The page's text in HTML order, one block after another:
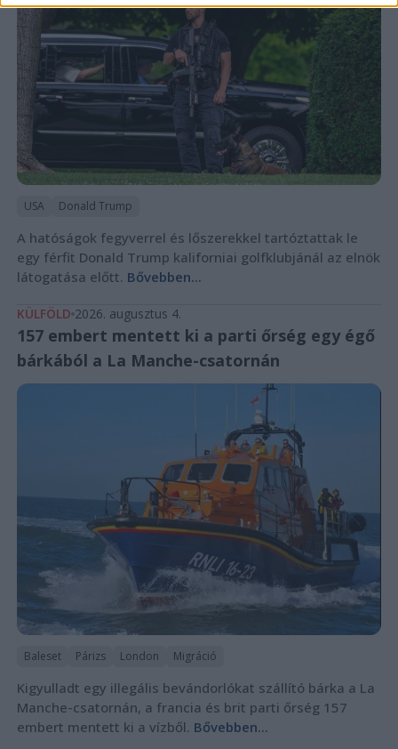
USA Donald Trump
A hatóságok fegyverrel és lőszerekkel tartóztattak le
egy férfit Donald Trump kaliforniai golfklubjánál az elnök
látogatása előtt. Bővebben...
KÜLFÖLD 2026. augusztus 4.
157 embert mentett ki a parti őrség egy égő
bárkából a La Manche-csatornán
Baleset Párizs London Migráció
Kigyulladt egy illegális bevándorlókat szállító bárka a La
Manche-csatornán, a francia és brit parti őrség 157
embert mentett ki a vízből. Bővebben...